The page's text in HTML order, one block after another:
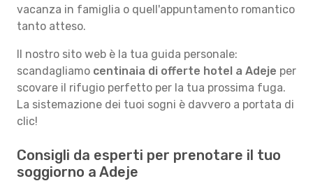
vacanza in famiglia o quell'appuntamento romantico
tanto atteso.
Il nostro sito web è la tua guida personale:
scandagliamo centinaia di offerte hotel a Adeje per
scovare il rifugio perfetto per la tua prossima fuga.
La sistemazione dei tuoi sogni è davvero a portata di
clic!
Consigli da esperti per prenotare il tuo
soggiorno a Adeje